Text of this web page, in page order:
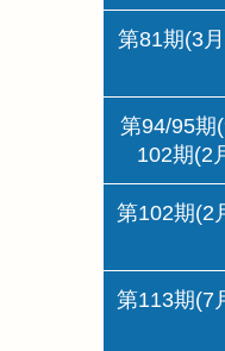
第81期(3
第94/95期
102期(2
第102期(2
第113期(7